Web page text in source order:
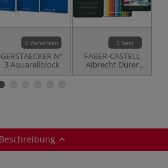
3 Varianten
GERSTAECKER Nº
3 Aquarellblock
5 Sets
FABER-CASTELL
Albrecht Dürer
Aquarellstift-Sets
Beschreibung